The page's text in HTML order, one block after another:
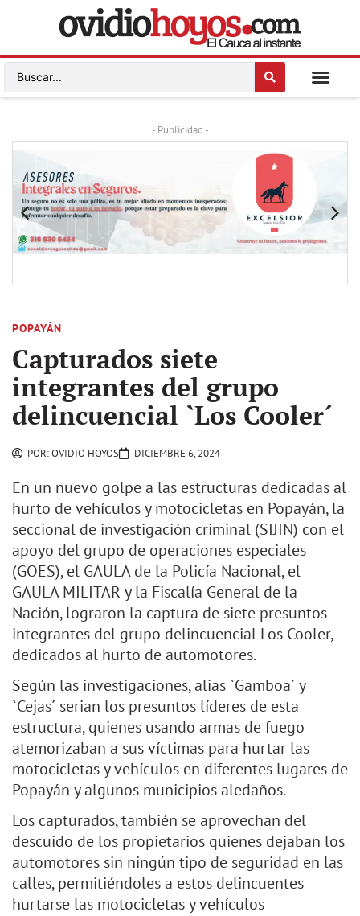
- Publicidad -
POPAYÁN
Capturados siete
integrantes del grupo
delincuencial `Los Cooler´
POR:OVIDIO HOYOS DICIEMBRE 6, 2024
En un nuevo golpe a las estructuras dedicadas al
hurto de vehículos y motocicletas en Popayán, la
seccional de investigación criminal (SIJIN) con el
apoyo del grupo de operaciones especiales
(GOES), el GAULA de la Policía Nacional, el
GAULA MILITAR y la Fiscalía General de la
Nación, lograron la captura de siete presuntos
integrantes del grupo delincuencial Los Cooler,
dedicados al hurto de automotores.
Según las investigaciones, alias `Gamboa´ y
`Cejas´ serian los presuntos líderes de esta
estructura, quienes usando armas de fuego
atemorizaban a sus víctimas para hurtar las
motocicletas y vehículos en diferentes lugares de
Popayán y algunos municipios aledaños.
Los capturados, también se aprovechan del
descuido de los propietarios quienes dejaban los
automotores sin ningún tipo de seguridad en las
calles, permitiéndoles a estos delincuentes
hurtarse las motocicletas y vehículos